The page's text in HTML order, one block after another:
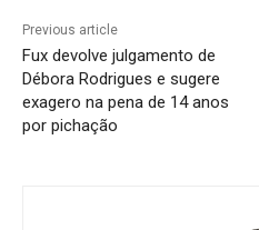
Previous article
Fux devolve julgamento de
Débora Rodrigues e sugere
exagero na pena de 14 anos
por pichação